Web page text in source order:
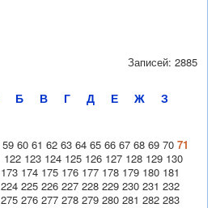
Б В Г Д Е Ж
З
Записей: 2885
59 60 61 62 63 64 65 66 67 68 69 70 71
122 123 124 125 126 127 128 129 130
173 174 175 176 177 178 179 180 181
224 225 226 227 228 229 230 231 232
275 276 277 278 279 280 281 282 283